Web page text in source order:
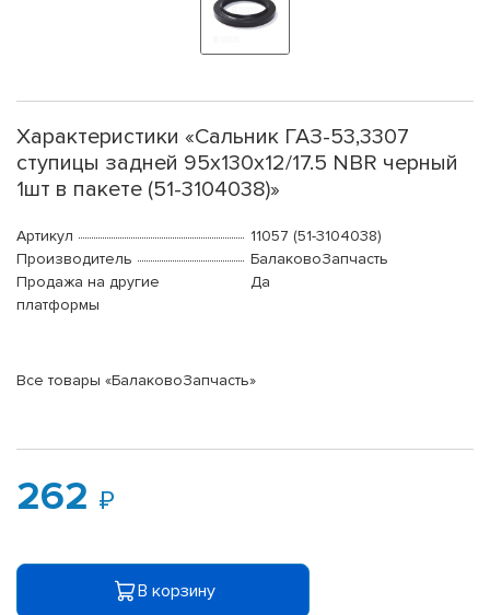
Характеристики «Сальник ГАЗ-53,3307
ступицы задней 95х130х12/17.5 NBR черный
1шт в пакете (51-3104038)»
Артикул
11057 (51-3104038)
Производитель
БалаковоЗапчасть
Продажа на другие
платформы
Да
Все товары «БалаковоЗапчасть»
262
В корзину